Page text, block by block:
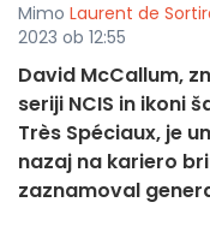
Mimo Laurent de
2023 ob 12:55
David McCallum,
seriji NCIS in ikoni
Très Spéciaux, je
nazaj na kariero
zaznamoval